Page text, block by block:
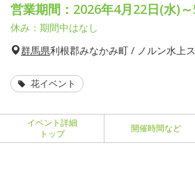
営業期間：2026年4月22日(水)
休み：期間中はなし
群馬県利根郡みなかみ町 / ノルン水上
花イベント
イベント詳細
トップ
開催時間など